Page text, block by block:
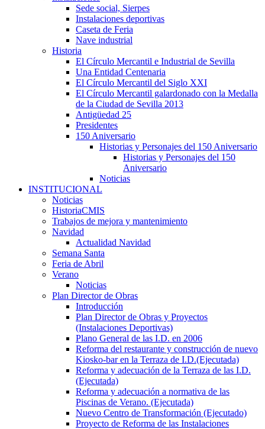
Sede social, Sierpes
Instalaciones deportivas
Caseta de Feria
Nave industrial
Historia
El Círculo Mercantil e Industrial de Sevilla
Una Entidad Centenaria
El Círculo Mercantil del Siglo XXI
El Círculo Mercantil galardonado con la Medalla
de la Ciudad de Sevilla 2013
Antigüedad 25
Presidentes
150 Aniversario
Historias y Personajes del 150 Aniversario
Historias y Personajes del 150
Aniversario
Noticias
INSTITUCIONAL
Noticias
HistoriaCMIS
Trabajos de mejora y mantenimiento
Navidad
Actualidad Navidad
Semana Santa
Feria de Abril
Verano
Noticias
Plan Director de Obras
Introducción
Plan Director de Obras y Proyectos
(Instalaciones Deportivas)
Plano General de las I.D. en 2006
Reforma del restaurante y construcción de nuevo
Kiosko-bar en la Terraza de I.D.(Ejecutada)
Reforma y adecuación de la Terraza de las I.D.
(Ejecutada)
Reforma y adecuación a normativa de las
Piscinas de Verano. (Ejecutada)
Nuevo Centro de Transformación (Ejecutado)
Proyecto de Reforma de las Instalaciones